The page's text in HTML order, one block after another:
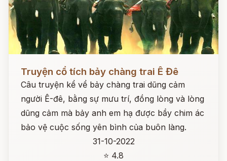
Truyện cổ tích bảy chàng trai Ê Đê
Câu truyện kể vể bảy chàng trai dũng cảm
người Ê-đê, bằng sự mưu trí, đồng lòng và lòng
dũng cảm mà bảy anh em hạ được bầy chim ác
bảo vệ cuộc sống yên bình của buôn làng.
31-10-2022
⭐ 4.8